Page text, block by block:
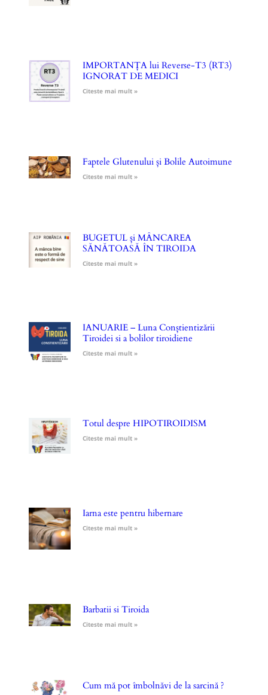
IMPORTANȚA lui Reverse-T3 (RT3)
IGNORAT DE MEDICI
Citeste mai mult »
Faptele Glutenului și Bolile Autoimune
Citeste mai mult »
BUGETUL și MÂNCAREA
SĂNĂTOASĂ ÎN TIROIDA
Citeste mai mult »
IANUARIE – Luna Conștientizării
Tiroidei si a bolilor tiroidiene
Citeste mai mult »
Totul despre HIPOTIROIDISM
Citeste mai mult »
Iarna este pentru hibernare
Citeste mai mult »
Barbatii si Tiroida
Citeste mai mult »
Cum mă pot îmbolnăvi de la sarcină ?